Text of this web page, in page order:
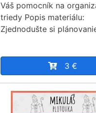
Váš pomocník na
triedy Popis materiálu:
Zjednodušte si
3 €